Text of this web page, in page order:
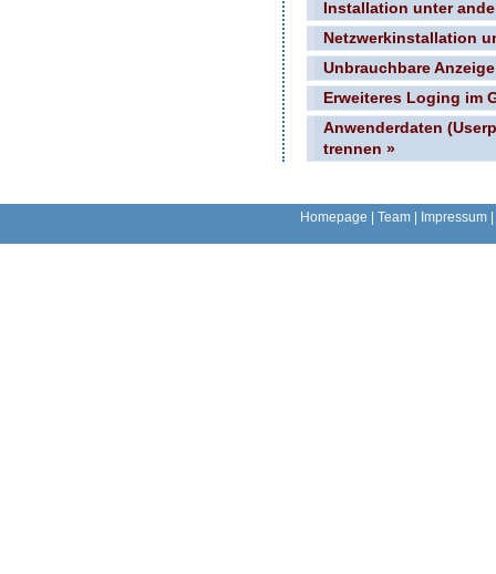
Installation unter
Netzwerkinstallation
Unbrauchbare
Erweiteres Loging im
Anwenderdaten
trennen »
Homepage Team| Impressum|